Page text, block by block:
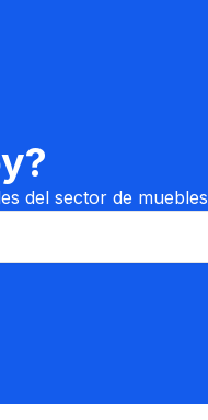
del sector de muebles